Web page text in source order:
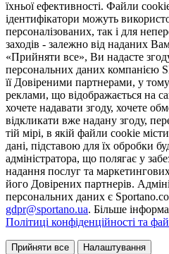
їхньої ефективності. Файли
ідентифікатори можуть
персоналізованих, так і для
заходів - залежно від наданих
«Прийняти все», Ви надасте
персональних даних компанією
її Довіреними партнерами, у
реклами, що відображається на
хочете надавати згоду, хочете
відкликати вже надану згоду,
тій мірі, в якій файли cookie
дані, підставою для їх обробки
адміністратора, що полягає у
надання послуг та маркетингових
його Довірених партнерів.
персональних даних є
gdpr@sportano.ua. Більше
Політиці конфіденційності та
Прийняти все Налаштування